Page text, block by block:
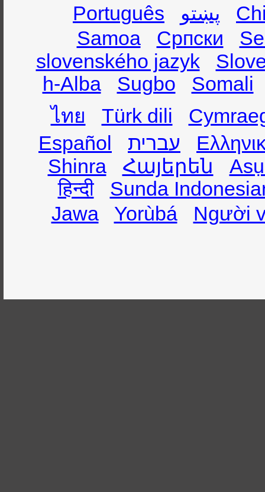
Português
پښتو
Samoa
Српски
slovenského jazyk
h-Alba
Sugbo
Somali
ไทย
Türk dili
Español
עברית
Shinra
Հայերեն
हिन्दी
Sunda
Jawa
Yorùbá Người